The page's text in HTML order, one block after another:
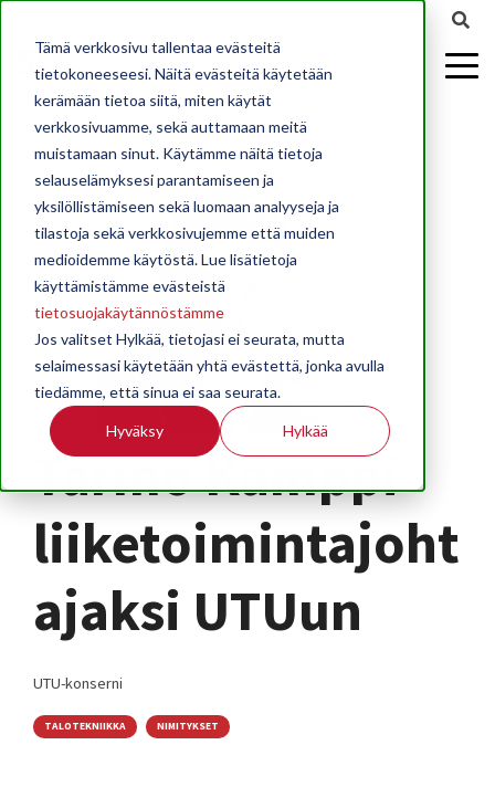
Tämä verkkosivu tallentaa evästeitä
tietokoneeseesi. Näitä evästeitä käytetään
kerämään tietoa siitä, miten käytät
verkkosivuamme, sekä auttamaan meitä
muistamaan sinut. Käytämme näitä tietoja
selauselämyksesi parantamiseen ja
yksilöllistämiseen sekä luomaan analyyseja ja
tilastoja sekä verkkosivujemme että muiden
medioidemme käytöstä. Lue lisätietoja
käyttämistämme evästeistä
tietosuojakäytännöstämme
Jos valitset Hylkää, tietojasi ei seurata, mutta
selaimessasi käytetään yhtä evästettä, jonka avulla
tiedämme, että sinua ei saa seurata.
Hyväksy Hylkää
Tarmo Kämppi
liiketoimintajoht
ajaksi UTUun
UTU-konserni
TALOTEKNIIKKA NIMITYKSET